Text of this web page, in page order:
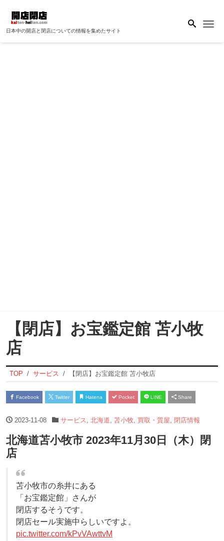
日本中の開店と閉店についての情報を集めたサイト
【閉店】お宝鑑定館 苫小牧
店
TOP サービス 【閉店】お宝鑑定館 苫小牧店
Facebook Twitter Hatena Pocket LINE Share
2023-11-08 サービス 北海道 苫小牧, 買取・質屋 閉店情報
北海道苫小牧市 2023年11月30日（木）閉
店
苫小牧市の糸井にある
「お宝鑑定館」さんが
閉店するそうです。
閉店セール実施中らしいですよ。
pic.twitter.com/kPvVAwttvM